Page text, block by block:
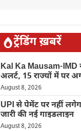
ट्रेंडिंग ख़बरें
Kal Ka Mausam-IMD
अलर्ट, 15 राज्यों में पर
August 8, 2026
UPI से पेमेंट पर नहीं
जारी की नई गाइडलाइन
August 8, 2026